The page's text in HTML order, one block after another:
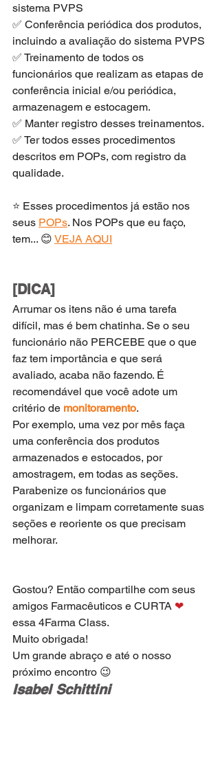
sistema PVPS
✅ Conferência periódica dos produtos,
incluindo a avaliação do sistema PVPS
✅ Treinamento de todos os
funcionários que realizam as etapas de
conferência inicial e/ou periódica,
armazenagem e estocagem.
✅ Manter registro desses treinamentos.
✅ Ter todos esses procedimentos
descritos em POPs, com registro da
qualidade.
⭐ Esses procedimentos já estão nos
seus POPs. Nos POPs que eu faço,
tem... 😊 VEJA AQUI
[DICA]
Arrumar os itens não é uma tarefa
difícil, mas é bem chatinha. Se o seu
funcionário não PERCEBE que o que
faz tem importância e que será
avaliado, acaba não fazendo. É
recomendável que você adote um
critério de monitoramento.
Por exemplo, uma vez por mês faça
uma conferência dos produtos
armazenados e estocados, por
amostragem, em todas as seções.
Parabenize os funcionários que
organizam e limpam corretamente suas
seções e reoriente os que precisam
melhorar.
Gostou? Então compartilhe com seus
amigos Farmacêuticos e CURTA ❤
essa 4Farma Class.
Muito obrigada!
Um grande abraço e até o nosso
próximo encontro 😉
Isabel Schittini